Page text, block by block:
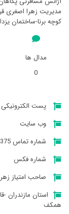
مدیریت زهرا اصغری
کوچه برنا-ساختمان
مدال ها
0
پست الکترونیکی
وب سایت
شماره تماس 01232255375-01232255448
شماره فکس
صاحب امتیاز
استان مازندران
همکف